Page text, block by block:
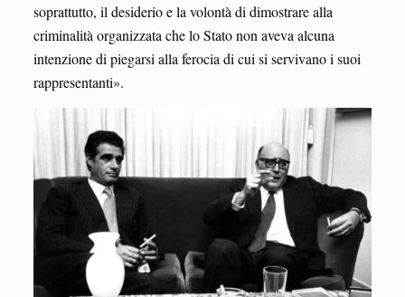
soprattutto, il desiderio e la volontà di dimostrare alla
criminalità organizzata che lo Stato non aveva alcuna
intenzione di piegarsi alla ferocia di cui si servivano i suoi
rappresentanti».